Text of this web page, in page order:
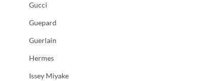
Gucci
Guepard
Guerlain
Hermes
Issey Miyake